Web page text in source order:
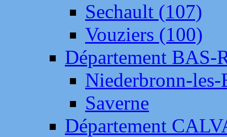
Sechault (107)
Vouziers (100)
Département BAS-
Niederbronn-
Saverne
Département